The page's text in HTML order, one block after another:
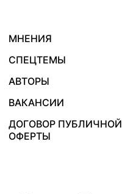
МНЕНИЯ
СПЕЦТЕМЫ
АВТОРЫ
ВАКАНСИИ
ДОГОВОР ПУБЛИЧНОЙ
ОФЕРТЫ